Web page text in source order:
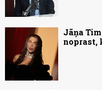
Jāņa
noprast,